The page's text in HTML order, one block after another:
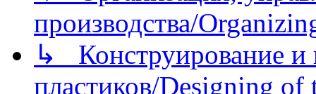
производства/
↳ Конструирование и
пластиков/Designing of